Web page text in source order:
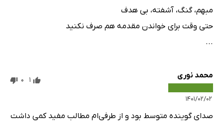
مبهم، گنگ، آشفته، بی هدف
حتی وقت برای خواندن مقدمه هم صرف نکنید
...
محمد نوری
۱۴۰۱/۰۲/۰۲
1
0
صدای گوینده متوسط بود و از طرفی‌ام مطالب مفید کمی داشت